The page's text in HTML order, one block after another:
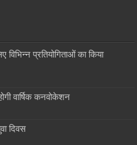
प्रतियोगिताओं का किया
वार्षिक कनवोकेशन
दिवस